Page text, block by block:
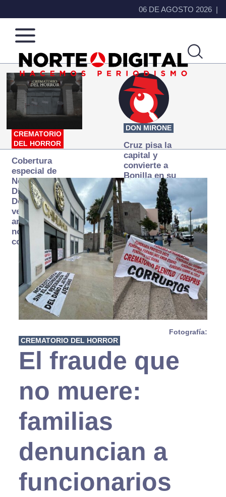
06 DE AGOSTO 2026
Norte
de
Ciudad
Más
que
noticias,
hacemos periodismo
CREMATORIO
DEL HORROR
Cobertura
especial de
Norte
Digital:
Donde la
verdad
arde… pero
no se
consume
DON MIRONE
Cruz pisa la
capital y
convierte a
Bonilla en su
primer blanco
Fotografía:
CREMATORIO DEL HORROR
El fraude que
no muere:
familias
denuncian a
funcionarios